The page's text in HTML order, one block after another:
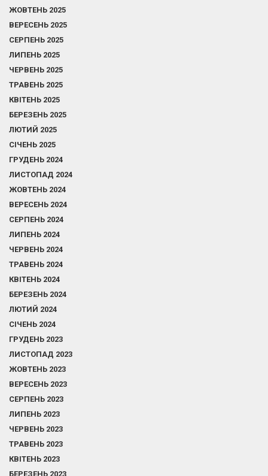
ЖОВТЕНЬ 2025
ВЕРЕСЕНЬ 2025
СЕРПЕНЬ 2025
ЛИПЕНЬ 2025
ЧЕРВЕНЬ 2025
ТРАВЕНЬ 2025
КВІТЕНЬ 2025
БЕРЕЗЕНЬ 2025
ЛЮТИЙ 2025
СІЧЕНЬ 2025
ГРУДЕНЬ 2024
ЛИСТОПАД 2024
ЖОВТЕНЬ 2024
ВЕРЕСЕНЬ 2024
СЕРПЕНЬ 2024
ЛИПЕНЬ 2024
ЧЕРВЕНЬ 2024
ТРАВЕНЬ 2024
КВІТЕНЬ 2024
БЕРЕЗЕНЬ 2024
ЛЮТИЙ 2024
СІЧЕНЬ 2024
ГРУДЕНЬ 2023
ЛИСТОПАД 2023
ЖОВТЕНЬ 2023
ВЕРЕСЕНЬ 2023
СЕРПЕНЬ 2023
ЛИПЕНЬ 2023
ЧЕРВЕНЬ 2023
ТРАВЕНЬ 2023
КВІТЕНЬ 2023
БЕРЕЗЕНЬ 2023